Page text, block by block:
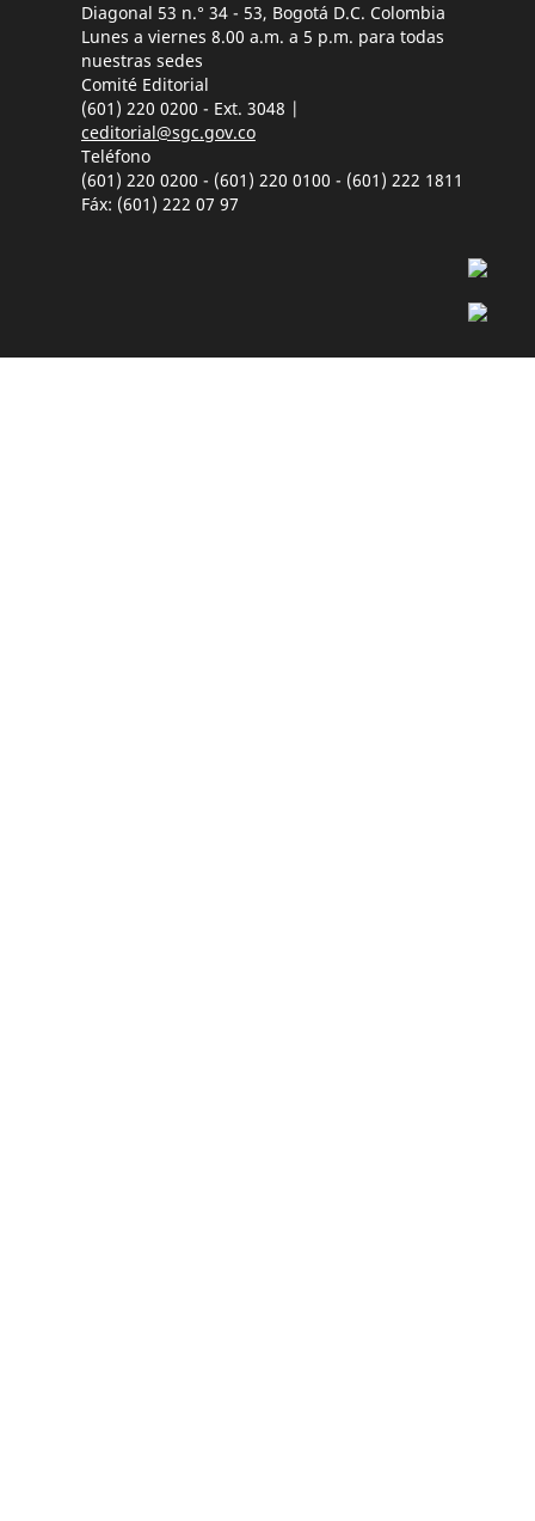
Diagonal 53 n.° 34 - 53, Bogotá D.C. Colombia
Lunes a viernes 8.00 a.m. a 5 p.m. para todas
nuestras sedes
Comité Editorial
(601) 220 0200 - Ext. 3048 |
ceditorial@sgc.gov.co
Teléfono
(601) 220 0200 - (601) 220 0100 - (601) 222 1811
Fáx: (601) 222 07 97